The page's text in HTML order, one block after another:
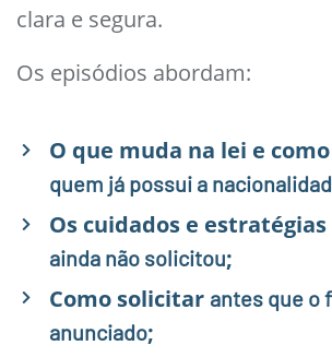
clara e segura.
Os episódios abordam:
O que muda na lei e
quem já possui a
Os cuidados e
ainda não solicitou;
Como solicitar antes que o
anunciado;